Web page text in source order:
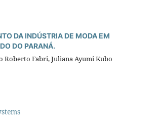
DA INDÚSTRIA DE MODA EM
DO PARANÁ.
Roberto Fabri, Juliana Ayumi Kubo